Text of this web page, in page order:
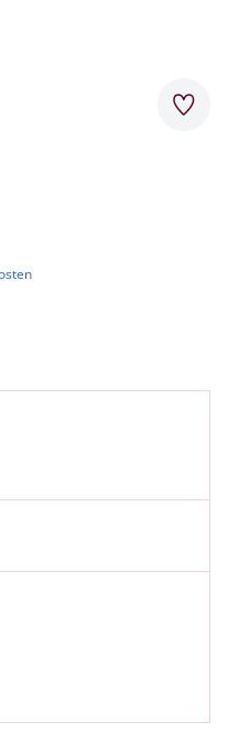
Schuhweite G. für